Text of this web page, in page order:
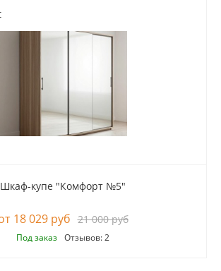
Шкаф-купе "Комфорт №5"
18 029 руб 21 000 руб
Под заказ Отзывов: 2